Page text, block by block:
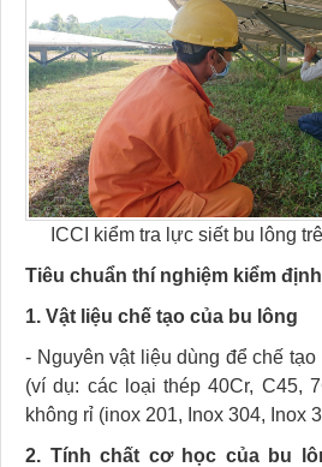
ICCI kiểm tra lực siết bu lông
Tiêu chuẩn thí nghiệm kiểm
1. Vật liệu chế tạo của bu lông
- Nguyên vật liệu dùng để chế
(ví dụ: các loại thép 40Cr, C45,
không rỉ (inox 201, Inox 304, Inox
2. Tính chất cơ học của bu